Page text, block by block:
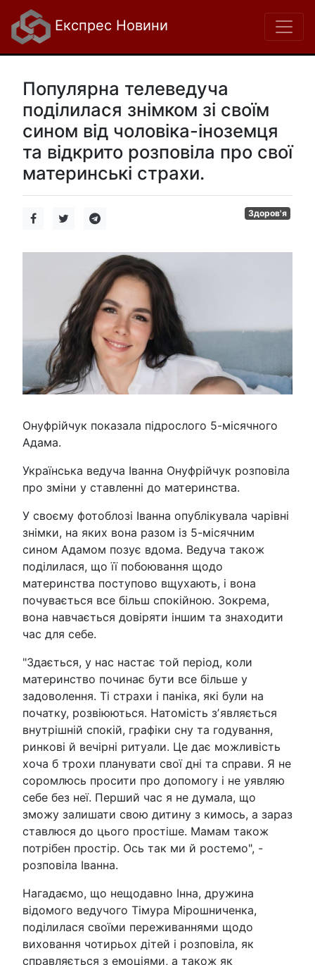
Експрес Новини
Популярна телеведуча
поділилася знімком зі своїм
сином від чоловіка-іноземця
та відкрито розповіла про свої
материнські страхи.
Здоров'я
Онуфрійчук показала підрослого 5-місячного
Адама.
Українська ведуча Іванна Онуфрійчук розповіла
про зміни у ставленні до материнства.
У своєму фотоблозі Іванна опублікувала чарівні
знімки, на яких вона разом із 5-місячним
сином Адамом позує вдома. Ведуча також
поділилася, що її побоювання щодо
материнства поступово вщухають, і вона
почувається все більш спокійною. Зокрема,
вона навчається довіряти іншим та знаходити
час для себе.
"Здається, у нас настає той період, коли
материнство починає бути все більше у
задоволення. Ті страхи і паніка, які були на
початку, розвіюються. Натомість зʼявляється
внутрішній спокій, графіки сну та годування,
ринкові й вечірні ритуали. Це дає можливість
хоча б трохи планувати свої дні та справи. Я не
соромлюсь просити про допомогу і не уявляю
себе без неї. Перший час я не думала, що
зможу залишати свою дитину з кимось, а зараз
ставлюся до цього простіше. Мамам також
потрібен простір. Ось так ми й ростемо", -
розповіла Іванна.
Нагадаємо, що нещодавно Інна, дружина
відомого ведучого Тімура Мірошниченка,
поділилася своїми переживаннями щодо
виховання чотирьох дітей і розповіла, як
справляється з емоціями, а також як